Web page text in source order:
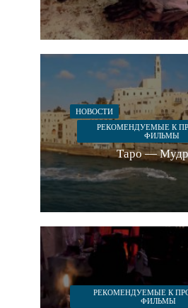
НОВОСТИ
РЕКОМЕНДУЕМЫЕ К
ФИЛЬМЫ
Таро —
РЕКОМЕНДУЕМЫЕ К
ФИЛЬМЫ